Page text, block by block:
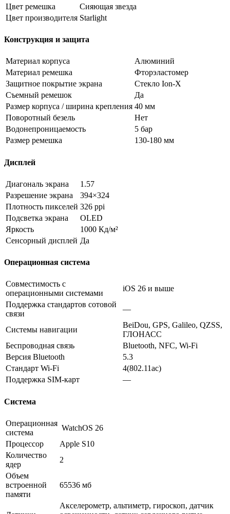
Цвет ремешка
Сияющая звезда
Цвет производителя Starlight
Конструкция и защита
Материал корпуса
Алюминий
Материал ремешка
Фторэластомер
Защитное покрытие экрана
Стекло Ion‑X
Съемный ремешок
Да
Размер корпуса / ширина крепления 40 мм
Поворотный безель
Нет
Водонепроницаемость
5 бар
Размер ремешка
130-180 мм
Дисплей
Диагональ экрана
1.57
Разрешение экрана
394×324
Плотность пикселей 326 ppi
Подсветка экрана
OLED
Яркость
1000 Кд/м²
Сенсорный дисплей Да
Операционная система
Совместимость с
операционными системами
iOS 26 и выше
Поддержка стандартов сотовой
связи
—
Системы навигации
BeiDou, GPS, Galileo, QZSS,
ГЛОНАСС
Беспроводная связь
Bluetooth, NFC, Wi-Fi
Версия Bluetooth
5.3
Стандарт Wi-Fi
4(802.11ac)
Поддержка SIM-карт
—
Система
Операционная
система
WatchOS 26
Процессор
Apple S10
Количество
ядер
2
Объем
встроенной
памяти
65536 мб
Акселерометр, альтиметр, гироскоп, датчик